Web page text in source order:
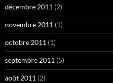
décembre 2011 (2)
novembre 2011 (1)
octobre 2011 (1)
septembre 2011 (5)
août 2011 (2)